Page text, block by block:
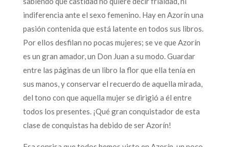
indiferencia ante el sexo femenino. Hay en Azorín una
pasión contenida que está latente en todos sus libros.
Por ellos desfilan no pocas mujeres; se ve que Azorín
es un gran amador, un Don Juan a su modo. Guardar
entre las páginas de un libro la flor que ella tenía en
sus manos, y conservar el recuerdo de aquella mirada,
del tono con que aquella mujer se dirigió a él entre
todos los presentes. ¡Qué gran conquistador de esta
clase de conquistas ha debido de ser Azorín!